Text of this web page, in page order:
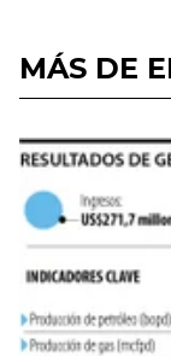
MÁS DE